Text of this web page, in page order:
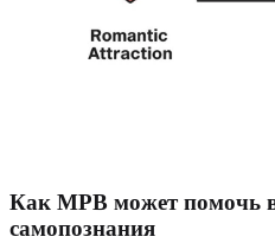
Как МРВ может помочь
самопознания